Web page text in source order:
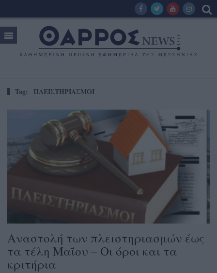
Tag: ΠΛΕΙΣΤΗΡΙΑΣΜΟΙ
Αναστολή των πλειστηριασμών έως
τα τέλη Μαΐου – Οι όροι και τα
κριτήρια